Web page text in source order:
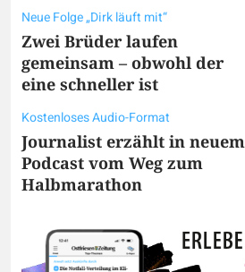
Neue Folge „Dirk läuft mit“
Zwei Brüder laufen
gemeinsam – obwohl der
eine schneller ist
Kostenloses Audio-Format
Journalist erzählt in neuem
Podcast vom Weg zum
Halbmarathon